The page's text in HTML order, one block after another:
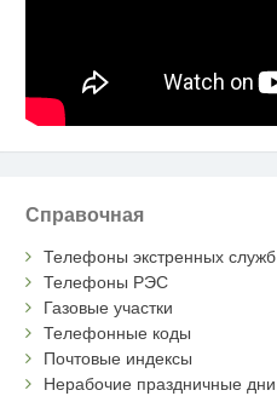
Справочная
Телефоны экстренных служб
Телефоны РЭС
Газовые участки
Телефонные коды
Почтовые индексы
Нерабочие праздничные дни